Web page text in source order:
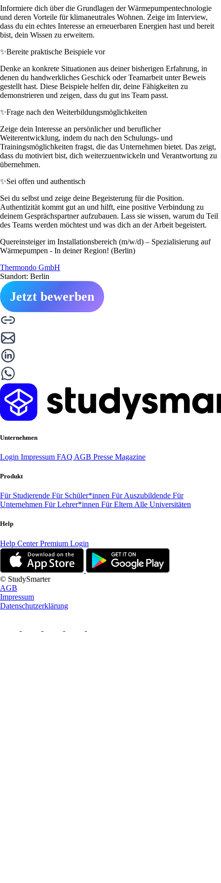
Informiere dich über die Grundlagen der Wärmepumpentechnologie
und deren Vorteile für klimaneutrales Wohnen. Zeige im Interview,
dass du ein echtes Interesse an erneuerbaren Energien hast und bereit
bist, dein Wissen zu erweitern.
✨Bereite praktische Beispiele vor
Denke an konkrete Situationen aus deiner bisherigen Erfahrung, in
denen du handwerkliches Geschick oder Teamarbeit unter Beweis
gestellt hast. Diese Beispiele helfen dir, deine Fähigkeiten zu
demonstrieren und zeigen, dass du gut ins Team passt.
✨Frage nach den Weiterbildungsmöglichkeiten
Zeige dein Interesse an persönlicher und beruflicher
Weiterentwicklung, indem du nach den Schulungs- und
Trainingsmöglichkeiten fragst, die das Unternehmen bietet. Das zeigt,
dass du motiviert bist, dich weiterzuentwickeln und Verantwortung zu
übernehmen.
✨Sei offen und authentisch
Sei du selbst und zeige deine Begeisterung für die Position.
Authentizität kommt gut an und hilft, eine positive Verbindung zu
deinem Gesprächspartner aufzubauen. Lass sie wissen, warum du Teil
des Teams werden möchtest und was dich an der Arbeit begeistert.
Quereinsteiger im Installationsbereich (m/w/d) – Spezialisierung auf
Wärmepumpen - In deiner Region! (Berlin)
Thermondo GmbH
Standort: Berlin
Jetzt bewerben
Unternehmen
Login Impressum FAQ AGB Presse Magazine
Produkt
Für Studierende Für Schüler*innen Für Auszubildende Für
Unternehmen Für Lehrer*innen Für Eltern Alle Universitäten
Help
Help CenterPremium Login
© StudySmarter
AGB
Impressum
Datenschutzerklärung